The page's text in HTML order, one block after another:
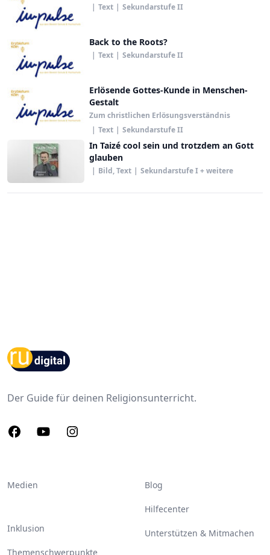
| Text | Sekundarstufe II
Back to the Roots?
| Text | Sekundarstufe II
Erlösende Gottes-Kunde in Menschen-
Gestalt
Zum christlichen Erlösungsverständnis
| Text | Sekundarstufe II
In Taizé cool sein und trotzdem an Gott
glauben
| Bild, Text | Sekundarstufe I + weitere
Footer
Der Guide für deinen Religionsunterricht.
FacebookYoutubeInstagram
Medien
Inklusion
Themenschwerpunkte
Blog
Hilfecenter
Unterstützen & Mitmachen